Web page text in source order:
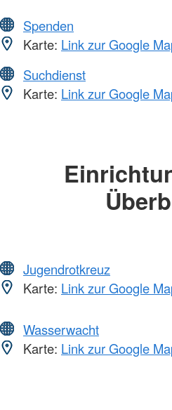
Spenden
Karte: Link zur Google
Suchdienst
Karte: Link zur Google
Jugendrotkreuz
Karte: Link zur Google
Wasserwacht
Karte: Link zur Google